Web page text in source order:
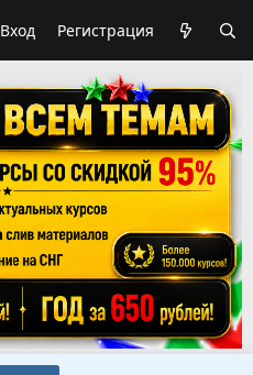
Вход Регистрация